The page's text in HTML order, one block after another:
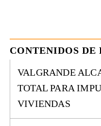
CONTENIDOS DE
VALGRANDE
TOTAL PARA
VIVIENDAS